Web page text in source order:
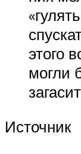
этого
могли
Источник